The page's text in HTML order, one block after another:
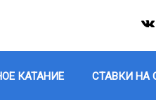
КАТАНИЕ СТАВКИ НА